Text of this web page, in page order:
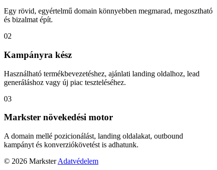
Egy rövid, egyértelmű domain könnyebben megmarad, megosztható
és bizalmat épít.
02
Kampányra kész
Használható termékbevezetéshez, ajánlati landing oldalhoz, lead
generáláshoz vagy új piac teszteléséhez.
03
Markster növekedési motor
A domain mellé pozicionálást, landing oldalakat, outbound
kampányt és konverziókövetést is adhatunk.
© 2026 Markster Adatvédelem